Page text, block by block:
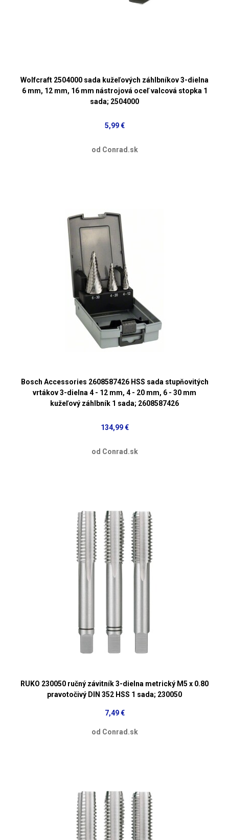
Wolfcraft 2504000 sada kužeľových záhlbníkov 3-dielna
6 mm, 12 mm, 16 mm nástrojová oceľ valcová stopka 1
sada; 2504000
5,99 €
od Conrad.sk
Bosch Accessories 2608587426 HSS sada stupňovitých
vrtákov 3-dielna 4 - 12 mm, 4 - 20 mm, 6 - 30 mm
kužeľový záhlbník 1 sada; 2608587426
134,99 €
od Conrad.sk
RUKO 230050 ručný závitník 3-dielna metrický M5 x 0.80
pravotočivý DIN 352 HSS 1 sada; 230050
7,49 €
od Conrad.sk